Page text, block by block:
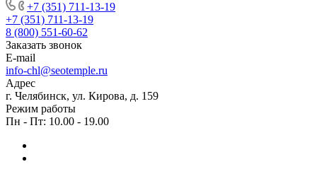
+7 (351) 711-13-19
+7 (351) 711-13-19
8 (800) 551-60-62
Заказать звонок
E-mail
info-chl@seotemple.ru
Адрес
г. Челябинск, ул. Кирова, д. 159
Режим работы
Пн - Пт: 10.00 - 19.00